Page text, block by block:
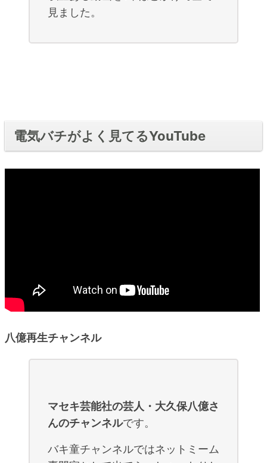
見ました。
電気バチがよく見てるYouTube
八億再生チャンネル
マセキ芸能社の芸人・大久保八億さ
んのチャンネルです。
バキ童チャンネルではネットミーム